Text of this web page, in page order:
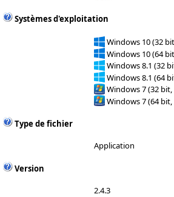
Systèmes d'exploitation
Windows 10 (32
Windows 10 (64
Windows 8.1 (32
Windows 8.1 (64
Windows 7 (32 bit,
Windows 7 (64 bit,
Type de fichier
Application
Version
2.4.3